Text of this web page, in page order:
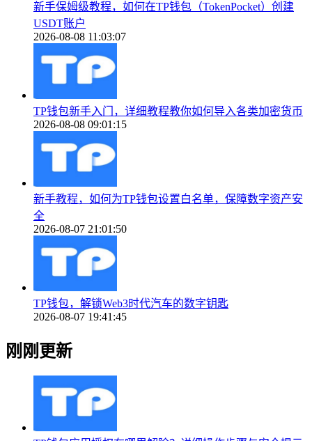
新手保姆级教程，如何在TP钱包（TokenPocket）创建
USDT账户
2026-08-08 11:03:07
TP钱包新手入门，详细教程教你如何导入各类加密货币
2026-08-08 09:01:15
新手教程，如何为TP钱包设置白名单，保障数字资产安
全
2026-08-07 21:01:50
TP钱包，解锁Web3时代汽车的数字钥匙
2026-08-07 19:41:45
刚刚更新